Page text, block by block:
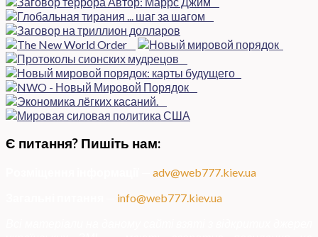
Є питання? Пишіть нам:
adv@web777.kiev.ua
info@web777.kiev.ua